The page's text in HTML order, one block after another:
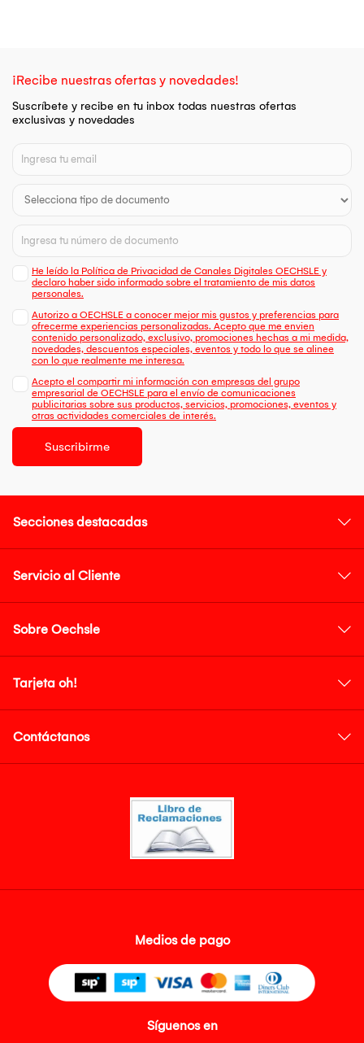
¡Recibe nuestras ofertas y novedades!
Suscríbete y recibe en tu inbox todas nuestras ofertas
exclusivas y novedades
He leído la Política de Privacidad de Canales Digitales OECHSLE y
declaro haber sido informado sobre el tratamiento de mis datos
personales.
Autorizo a OECHSLE a conocer mejor mis gustos y preferencias para
ofrecerme experiencias personalizadas. Acepto que me envien
contenido personalizado, exclusivo, promociones hechas a mi medida,
novedades, descuentos especiales, eventos y todo lo que se alinee
con lo que realmente me interesa.
Acepto el compartir mi información con empresas del grupo
empresarial de OECHSLE para el envío de comunicaciones
publicitarias sobre sus productos, servicios, promociones, eventos y
otras actividades comerciales de interés.
Suscribirme
Secciones destacadas
Servicio al Cliente
Sobre Oechsle
Tarjeta oh!
Contáctanos
Medios de pago
Síguenos en